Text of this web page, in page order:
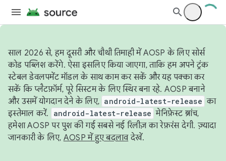
साल 2026 से, हम दूसरी और चौथी तिमाही में AOSP के लिए सोर्स
कोड पब्लिश करेंगे. ऐसा इसलिए किया जाएगा, ताकि हम अपने ट्रंक
स्टेबल डेवलपमेंट मॉडल के साथ काम कर सकें और यह पक्का कर
सकें कि प्लैटफ़ॉर्म, पूरे सिस्टम के लिए स्थिर बना रहे. AOSP बनाने
और उसमें योगदान देने के लिए, android-latest-release का
इस्तेमाल करें.
android-latest-release मेनिफ़ेस्ट ब्रांच,
हमेशा AOSP पर पुश की गई सबसे नई रिलीज़ का रेफ़रंस देगी. ज़्यादा
जानकारी के लिए, AOSP में हुए बदलावदेखें.